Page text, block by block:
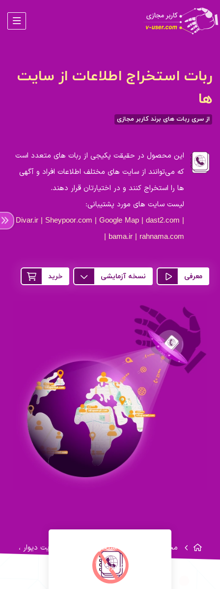
ربات استخراج اطلاعات از سایت
ها
از سری ربات های برند کاربر مجازی
این محصول در حقیقت پکیجی از ربات های متعدد است
که می‌توانند از سایت های مختلف اطلاعات افراد و آگهی
ها را استخراج کنند و در اختیارتان قرار دهند.
لیست سایت های مورد پشتیبانی:
Divar.ir| Sheypoor.com | Google Map | dast2.com |
bama.ir | rahnama.com |
معرفی نسخه آزمایشی خرید
محصولات
ربات استخراج اطلاعات از سایت دیوار ،
شیپور و...